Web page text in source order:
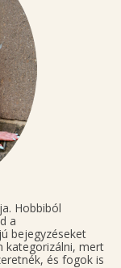
Hobbiból
a
bejegyzéseket
kategorizálni, mert
és fogok is